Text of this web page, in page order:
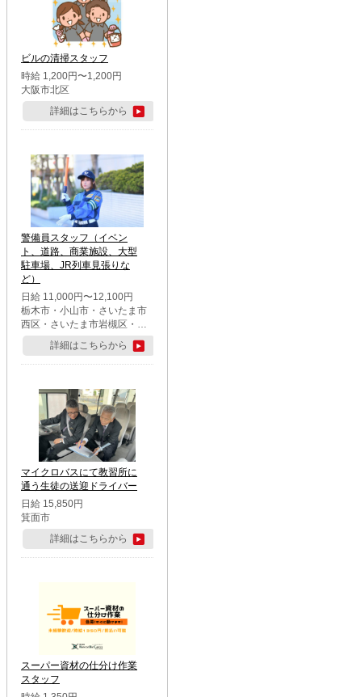
市・柏市・流山市・八千代
市・足立区・江戸川区・八王
子市・町田市
ビルの清掃スタッフ
時給 1,200円〜1,200円
大阪市北区
詳細はこちらから
警備員スタッフ（イベン
ト、道路、商業施設、大型
駐車場、JR列車見張りな
ど）
日給 11,000円〜12,100円
栃木市・小山市・さいたま市
西区・さいたま市岩槻区・久
喜市・蓮田市
詳細はこちらから
マイクロバスにて教習所に
通う生徒の送迎ドライバー
日給 15,850円
箕面市
詳細はこちらから
スーパー資材の仕分け作業
スタッフ